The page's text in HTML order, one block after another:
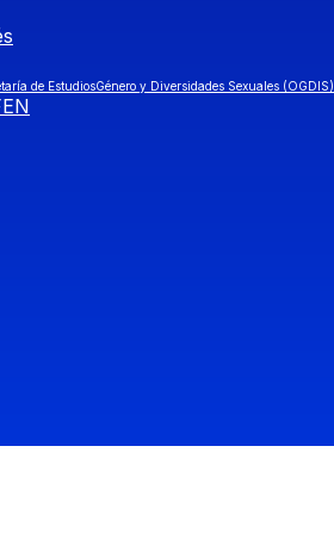
de EstudiosGénero y Diversidades Sexuales (OGDIS)